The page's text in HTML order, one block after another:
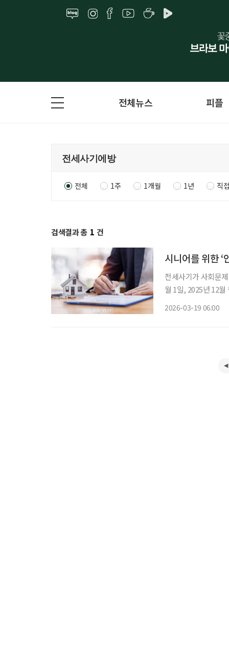
전체뉴스 피플
전체 1주 1개월 1년 직
검색결과 총 1 건
시니어를 위한 ‘
전세사기가 사회문
월 1일, 2025년 12
2026-03-19 06:00